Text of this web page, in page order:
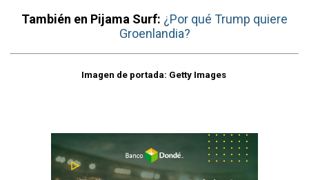
También en Pijama Surf: ¿Por qué Trump quiere
Groenlandia?
Imagen de portada: Getty Images